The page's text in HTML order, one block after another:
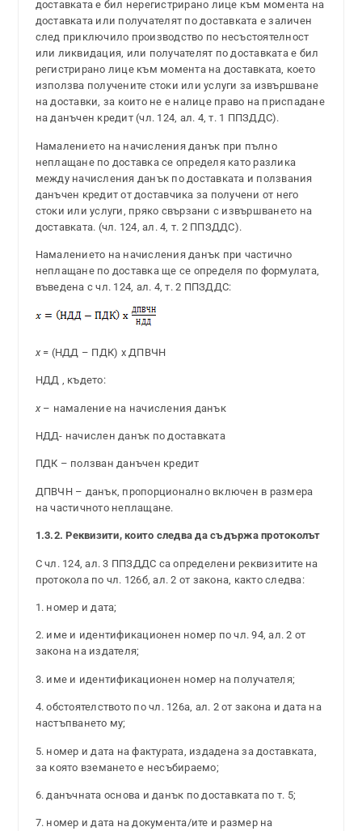
доставката е бил нерегистрирано лице към момента на
доставката или получателят по доставката е заличен
след приключило производство по несъстоятелност
или ликвидация, или получателят по доставката е бил
регистрирано лице към момента на доставката, което
използва получените стоки или услуги за извършване
на доставки, за които не е налице право на приспадане
на данъчен кредит (чл. 124, ал. 4, т. 1 ППЗДДС).
Намалението на начисления данък при пълно
неплащане по доставка се определя като разлика
между начисления данък по доставката и ползвания
данъчен кредит от доставчика за получени от него
стоки или услуги, пряко свързани с извършването на
доставката. (чл. 124, ал. 4, т. 2 ППЗДДС).
Намалението на начисления данък при частично
неплащане по доставка ще се определя по формулата,
въведена с чл. 124, ал. 4, т. 2 ППЗДДС:
x= (НДД – ПДК) x ДПВЧН
НДД , където:
x – намаление на начисления данък
НДД- начислен данък по доставката
ПДК – ползван данъчен кредит
ДПВЧН – данък, пропорционално включен в размера
на частичното неплащане.
1.3.2. Реквизити, които следва да съдържа протоколът
С чл. 124, ал. 3 ППЗДДС са определени реквизитите на
протокола по чл. 126б, ал. 2 от закона, както следва:
1. номер и дата;
2. име и идентификационен номер по чл. 94, ал. 2 от
закона на издателя;
3. име и идентификационен номер на получателя;
4. обстоятелството по чл. 126а, ал. 2 от закона и дата на
настъпването му;
5. номер и дата на фактурата, издадена за доставката,
за която вземането е несъбираемо;
6. данъчната основа и данък по доставката по т. 5;
7. номер и дата на документа/ите и размер на